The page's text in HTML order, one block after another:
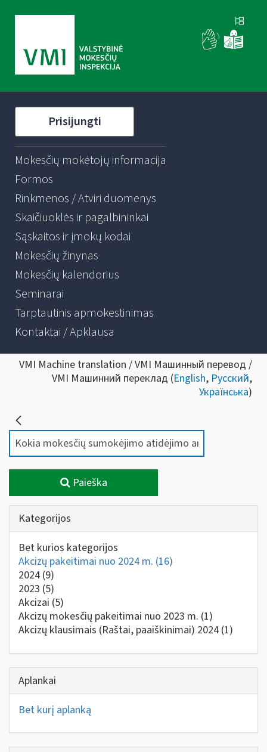
Prisijungti
Mokesčių mokėtojų informacija
Formos
Rinkmenos / Atviri duomenys
Skaičiuoklės ir pagalbininkai
Sąskaitos ir įmokų kodai
Mokesčių žinynas
Mokesčių kalendorius
Seminarai
Tarptautinis apmokestinimas
Kontaktai / Apklausa
VMI Machine translation / VMI Машинный перевод /
VMI Машинний переклад (English, Русский,
Українська)
Paieška
Kategorijos
Bet kurios kategorijos
Akcizų pakeitimai nuo 2024 m. (16)
2024 (9)
2023 (5)
Akcizai (5)
Akcizų mokesčių pakeitimai nuo 2023 m. (1)
Akcizų klausimais (Raštai, paaiškinimai) 2024 (1)
Aplankai
Bet kurį aplanką